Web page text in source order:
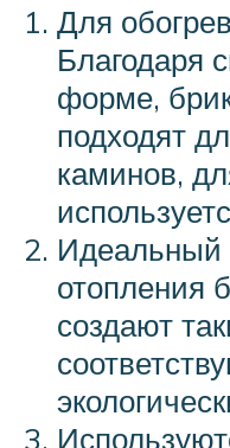
Для
Благодаря
форме,
подходят
каминов,
Идеальный
отопления
создают